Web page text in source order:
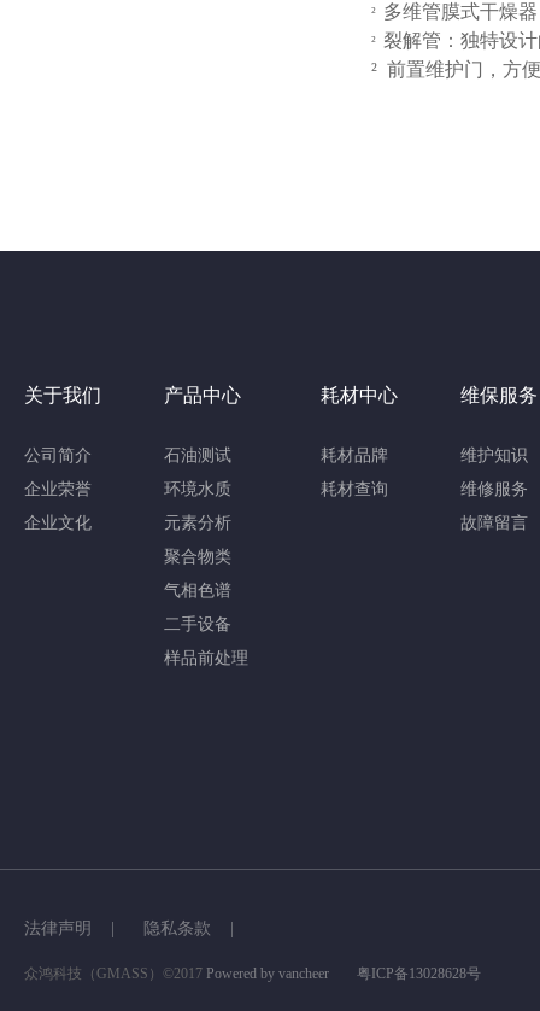
² 多维管膜式干燥
² 裂解管：独特设
² 前置维护门，方
关于我们
公司简介
企业荣誉
企业文化
产品中心
石油测试
环境水质
元素分析
聚合物类
气相色谱
二手设备
样品前处理
耗材中心
耗材品牌
耗材查询
维保服务
维护知识
维修服务
故障留言
法律声明 | 隐私条款 |
众鸿科技（GMASS）©2017 Powered by vancheer 粤ICP备13028628号